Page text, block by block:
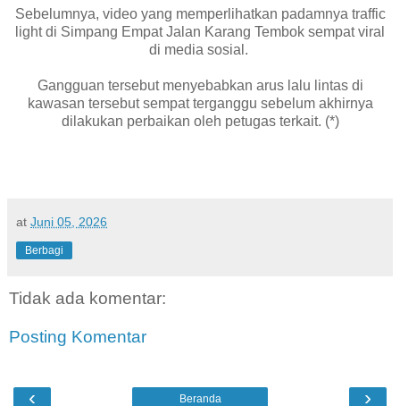
Sebelumnya, video yang memperlihatkan padamnya traffic
light di Simpang Empat Jalan Karang Tembok sempat viral
di media sosial.
Gangguan tersebut menyebabkan arus lalu lintas di
kawasan tersebut sempat terganggu sebelum akhirnya
dilakukan perbaikan oleh petugas terkait. (*)
at Juni 05, 2026
Berbagi
Tidak ada komentar:
Posting Komentar
‹ ›
Beranda